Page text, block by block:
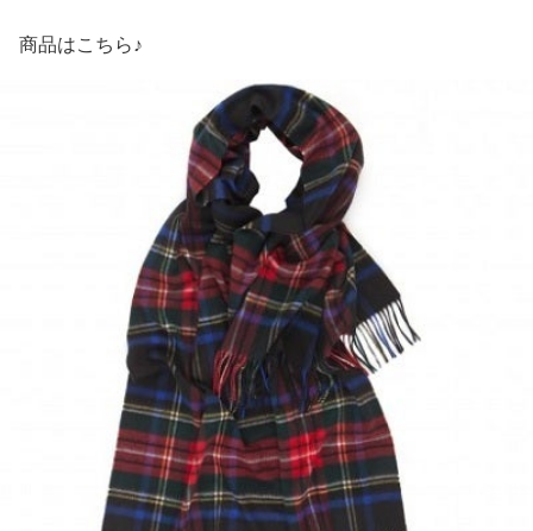
商品はこちら♪